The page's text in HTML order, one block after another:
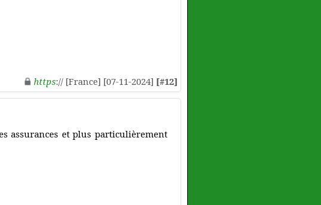
https:// [France] [07-11-2024] [#12]
assurances et plus particulièrement